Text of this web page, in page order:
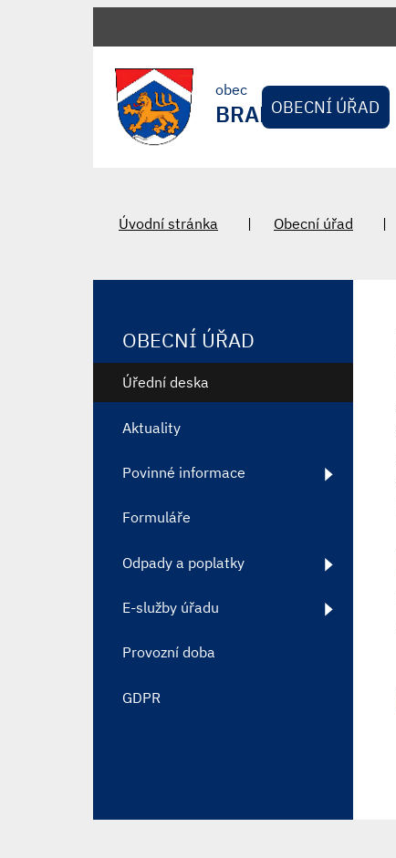
obec
BRADLECOBECNÍ ÚŘAD
Úvodní stránka Obecní úřad
OBECNÍ ÚŘAD
Úřední deska
Aktuality
Povinné informace
Formuláře
Odpady a poplatky
E-služby úřadu
Provozní doba
GDPR